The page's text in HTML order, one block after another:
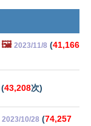
🖼️ 2023/11/8 (41,166
(43,208次)
2023/10/28 (74,257